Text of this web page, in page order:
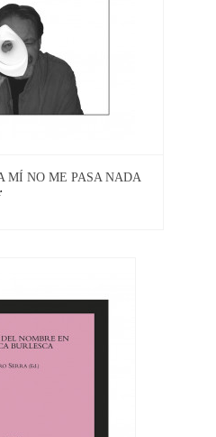
MÍ NO ME PASA NADA